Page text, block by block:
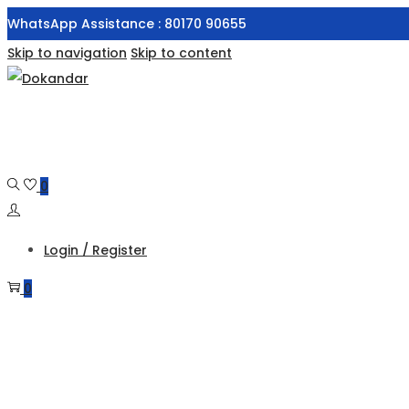
WhatsApp Assistance : 80170 90655
Skip to navigation Skip to content
0
Login / Register
0